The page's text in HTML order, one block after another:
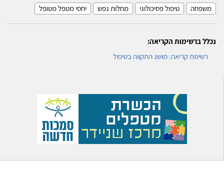
משפחה טיפול פסיכולוגי מחלות נפש יחסי מטפל מטופל
נכלל ברשימות הקריאה:
רשימת קריאה: מושג התקווה בטיפול